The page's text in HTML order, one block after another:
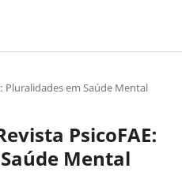
Pluralidades em Saúde Mental
PsicoFAE:
Mental